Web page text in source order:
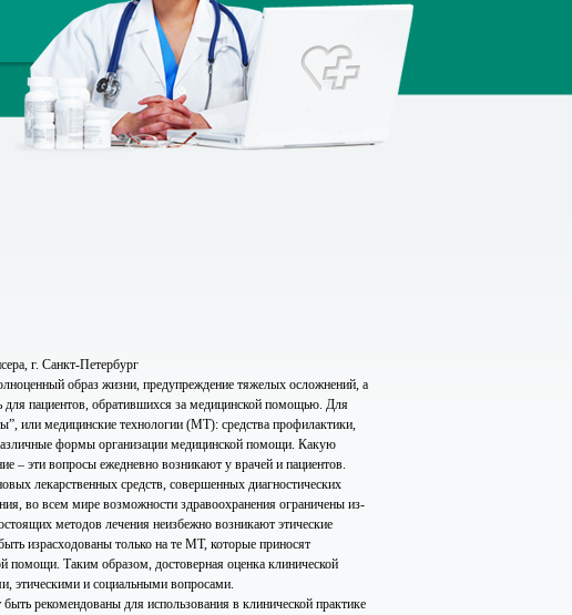
г. Санкт-Петербург
образ жизни, предупреждение тяжелых осложнений, а
для пациентов, обратившихся за медицинской помощью. Для
или медицинские технологии (МТ): средства профилактики,
формы организации медицинской помощи. Какую
– эти вопросы ежедневно возникают у врачей и пациентов.
лекарственных средств, совершенных диагностических
во всем мире возможности здравоохранения ограничены из-
методов лечения неизбежно возникают этические
израсходованы только на те МТ, которые приносят
помощи. Таким образом, достоверная оценка клинической
этическими и социальными вопросами.
рекомендованы для использования в клинической практике